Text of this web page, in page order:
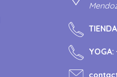
YOGA: